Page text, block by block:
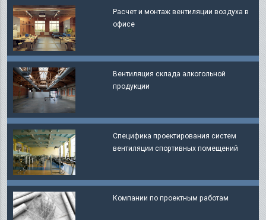
Расчет и монтаж вентиляции воздуха в
офисе
Вентиляция склада алкогольной
продукции
Специфика проектирования систем
вентиляции спортивных помещений
Компании по проектным работам